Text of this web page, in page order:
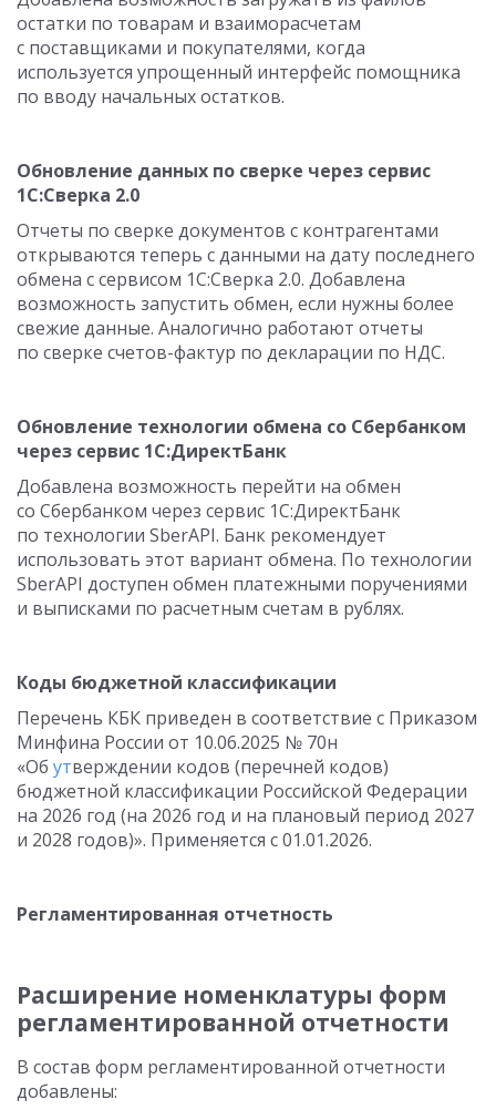
остатки по товарам и взаиморасчетам
с поставщиками и покупателями, когда
используется упрощенный интерфейс помощника
по вводу начальных остатков.
Обновление данных по сверке через сервис
1С:Сверка 2.0
Отчеты по сверке документов с контрагентами
открываются теперь с данными на дату последнего
обмена с сервисом 1С:Сверка 2.0. Добавлена
возможность запустить обмен, если нужны более
свежие данные. Аналогично работают отчеты
по сверке счетов-фактур по декларации по НДС.
Обновление технологии обмена со Сбербанком
через сервис 1С:ДиректБанк
Добавлена возможность перейти на обмен
со Сбербанком через сервис 1С:ДиректБанк
по технологии SberAPI. Банк рекомендует
использовать этот вариант обмена. По технологии
SberAPI доступен обмен платежными поручениями
и выписками по расчетным счетам в рублях.
Коды бюджетной классификации
Перечень КБК приведен в соответствие с Приказом
Минфина России от 10.06.2025 № 70н
«Об утверждении кодов (перечней кодов)
бюджетной классификации Российской Федерации
на 2026 год (на 2026 год и на плановый период 2027
и 2028 годов)». Применяется с 01.01.2026.
Регламентированная отчетность
Расширение номенклатуры форм
регламентированной отчетности
В состав форм регламентированной отчетности
добавлены: